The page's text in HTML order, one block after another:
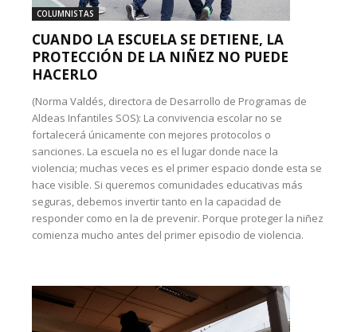
COLUMNISTAS
CUANDO LA ESCUELA SE DETIENE, LA
PROTECCIÓN DE LA NIÑEZ NO PUEDE
HACERLO
(Norma Valdés, directora de Desarrollo de Programas de
Aldeas Infantiles SOS): La convivencia escolar no se
fortalecerá únicamente con mejores protocolos o
sanciones. La escuela no es el lugar donde nace la
violencia; muchas veces es el primer espacio donde esta se
hace visible. Si queremos comunidades educativas más
seguras, debemos invertir tanto en la capacidad de
responder como en la de prevenir. Porque proteger la niñez
comienza mucho antes del primer episodio de violencia.